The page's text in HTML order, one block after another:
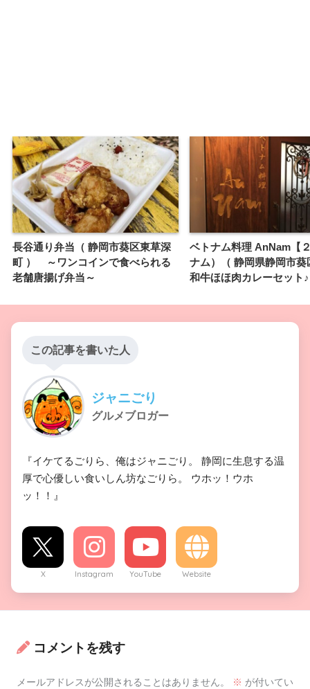
長谷通り弁当（ 静岡市葵区東草深
町 ） ～ワンコインで食べられる
老舗唐揚げ弁当～
ベトナム料理 AnNam【
ナム）（ 静岡県静岡市
和牛ほほ肉カレーセット
この記事を書いた人
ジャニごり
グルメブロガー
『イケてるごりら、俺はジャニごり。 静岡に生息する温
厚で心優しい食いしん坊なごりら。 ウホッ！ウホ
ッ！！』
X Instagram YouTube Website
コメントを残す
メールアドレスが公開されることはありません。 ※ が付いてい